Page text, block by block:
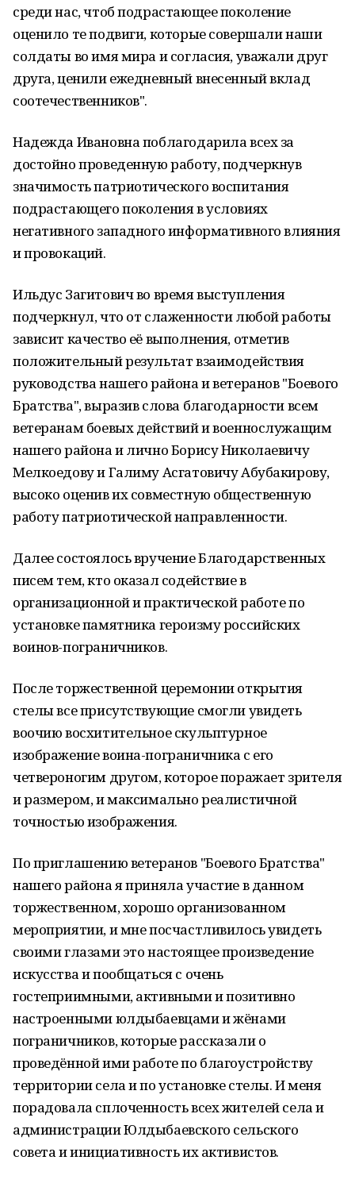
среди нас, чтоб подрастающее поколение
оценило те подвиги, которые совершали наши
солдаты во имя мира и согласия, уважали друг
друга, ценили ежедневный внесенный вклад
соотечественников".
Надежда Ивановна поблагодарила всех за
достойно проведенную работу, подчеркнув
значимость патриотического воспитания
подрастающего поколения в условиях
негативного западного информативного влияния
и провокаций.
Ильдус Загитович во время выступления
подчеркнул, что от слаженности любой работы
зависит качество её выполнения, отметив
положительный результат взаимодействия
руководства нашего района и ветеранов "Боевого
Братства", выразив слова благодарности всем
ветеранам боевых действий и военнослужащим
нашего района и лично Борису Николаевичу
Мелкоедову и Галиму Асгатовичу Абубакирову,
высоко оценив их совместную общественную
работу патриотической направленности.
Далее состоялось вручение Благодарственных
писем тем, кто оказал содействие в
организационной и практической работе по
установке памятника героизму российских
воинов-пограничников.
После торжественной церемонии открытия
стелы все присутствующие смогли увидеть
воочию восхитительное скульптурное
изображение воина-пограничника с его
четвероногим другом, которое поражает зрителя
и размером, и максимально реалистичной
точностью изображения.
По приглашению ветеранов "Боевого Братства"
нашего района я приняла участие в данном
торжественном, хорошо организованном
мероприятии, и мне посчастливилось увидеть
своими глазами это настоящее произведение
искусства и пообщаться с очень
гостеприимными, активными и позитивно
настроенными юлдыбаевцами и жёнами
пограничников, которые рассказали о
проведённой ими работе по благоустройству
территории села и по установке стелы. И меня
порадовала сплоченность всех жителей села и
администрации Юлдыбаевского сельского
совета и инициативность их активистов.